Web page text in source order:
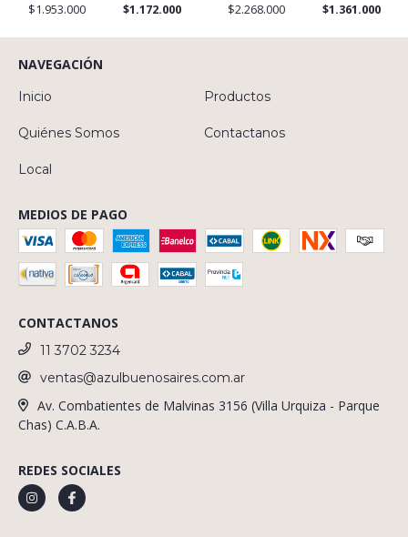
$1.953.000
$1.172.000
$2.268.000
$1.361.000
NAVEGACIÓN
Inicio Productos
Quiénes Somos Contactanos
Local
MEDIOS DE PAGO
CONTACTANOS
11 3702 3234
ventas@azulbuenosaires.com.ar
Av. Combatientes de Malvinas 3156 (Villa Urquiza - Parque
Chas) C.A.B.A.
REDES SOCIALES